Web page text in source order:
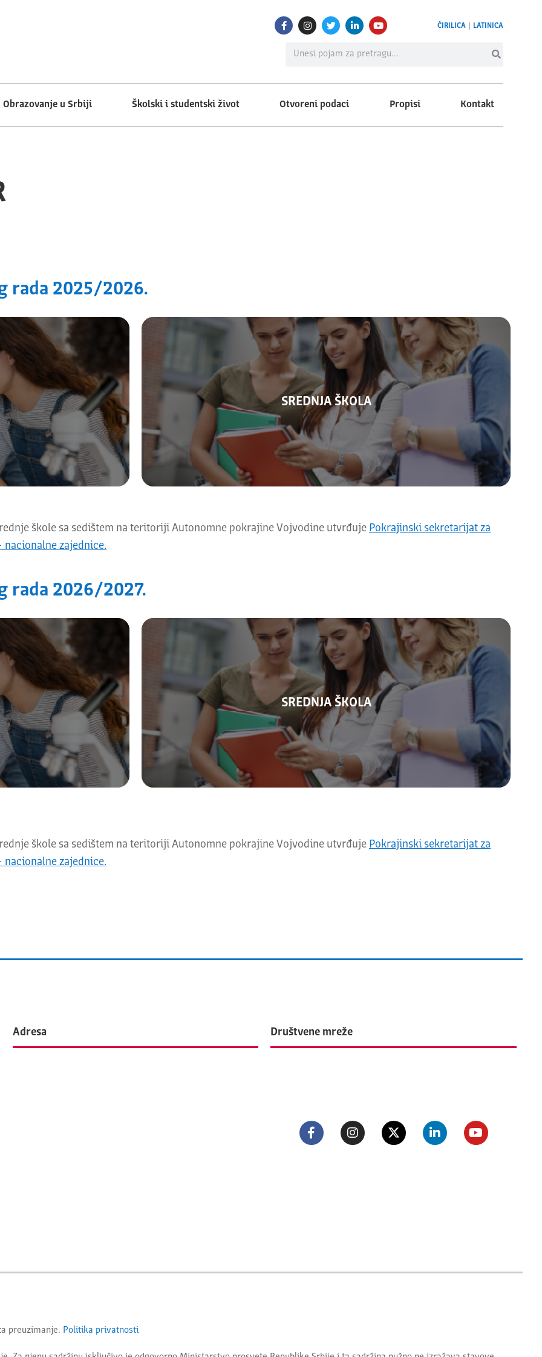
ĆIRILICA LATINICA
Obrazovanje u Srbiji Školski i studentski život Otvoreni podaci Propisi Kontakt
rada 2025/2026.
SREDNJA ŠKOLA
Kalendar 2025/2026.
škole sa sedištem na teritoriji Autonomne pokrajine Vojvodine utvrđuje Pokrajinski sekretarijat za
zajednice.
rada 2026/2027.
SREDNJA ŠKOLA
Kalendar 2026/2027.
škole sa sedištem na teritoriji Autonomne pokrajine Vojvodine utvrđuje Pokrajinski sekretarijat za
zajednice.
Adresa Društvene mreže
preuzimanje. Politika privatnosti